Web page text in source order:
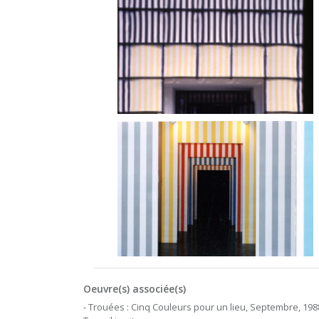
Oeuvre(s) associée(s)
- Trouées : Cinq Couleurs pour un lieu, Septembre,